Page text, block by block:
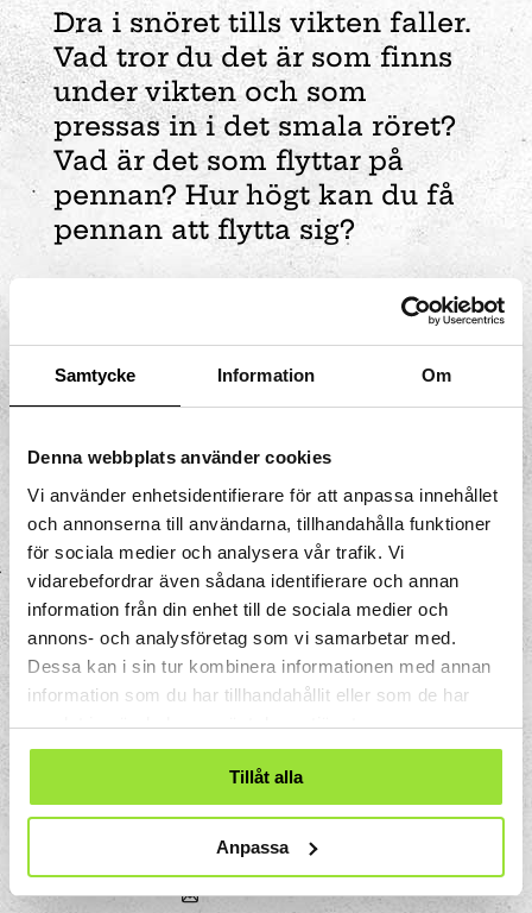
Samtycke Information Om
Denna webbplats använder cookies
Vi använder enhetsidentifierare för att anpassa innehållet
och annonserna till användarna, tillhandahålla funktioner
för sociala medier och analysera vår trafik. Vi
vidarebefordrar även sådana identifierare och annan
information från din enhet till de sociala medier och
annons- och analysföretag som vi samarbetar med.
Dessa kan i sin tur kombinera informationen med annan
information som du har tillhandahållit eller som de har
samlat in när du har använt deras tjänster.
Tillåt alla
Anpassa
Dra i snöret tills vikten faller.
Vad tror du det är som finns
under vikten och som
pressas in i det smala röret?
Vad är det som flyttar på
pennan? Hur högt kan du få
pennan att flytta sig?
Storgatan 33
Box 633